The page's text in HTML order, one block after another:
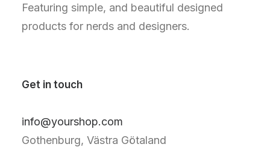
Featuring simple, and beautiful designed
products for nerds and designers.
Get in touch
info@yourshop.com
Gothenburg, Västra Götaland